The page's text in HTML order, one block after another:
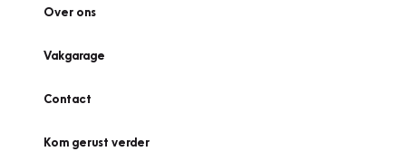
Over ons
Vakgarage
Contact
Kom gerust verder